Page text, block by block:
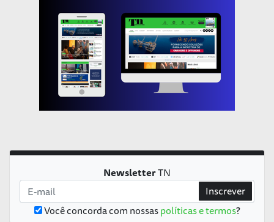
NewsletterTN
Você concorda com nossaspolíticas e termos?
Inscrever